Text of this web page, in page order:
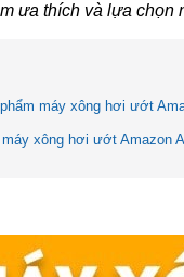
ưa thích và lựa chọn
máy xông hơi ướt
xông hơi ướt Amazon